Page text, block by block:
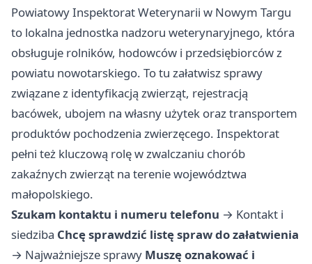
Powiatowy Inspektorat Weterynarii w Nowym Targu
to lokalna jednostka nadzoru weterynaryjnego, która
obsługuje rolników, hodowców i przedsiębiorców z
powiatu nowotarskiego. To tu załatwisz sprawy
związane z identyfikacją zwierząt, rejestracją
bacówek, ubojem na własny użytek oraz transportem
produktów pochodzenia zwierzęcego. Inspektorat
pełni też kluczową rolę w zwalczaniu chorób
zakaźnych zwierząt na terenie województwa
małopolskiego.
Szukam kontaktu i numeru telefonu → Kontakt i
siedziba Chcę sprawdzić listę spraw do załatwienia
→ Najważniejsze sprawy Muszę oznakować i